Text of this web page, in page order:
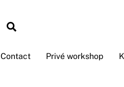
Contact Privé workshop